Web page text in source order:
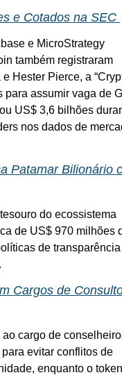
e Cotados na SEC
e MicroStrategy
também registraram
Hester Pierce, a
para assumir vaga de
US$ 3,6 bilhões
nos dados de
Patamar Bilionário
do ecossistema
de US$ 970 milhões
de transparência
Cargos de
cargo de
evitar conflitos de
enquanto o token